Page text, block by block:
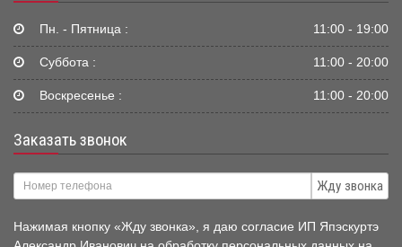
Пн. - Пятница : 11:00 - 19:00
Суббота : 11:00 - 20:00
Воскресенье : 11:00 - 20:00
Заказать звонок
Жду звонка
Нажимая кнопку «Жду звонка», я даю согласие ИП Япэскуртэ